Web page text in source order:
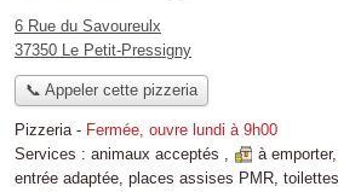
6 Rue du Savoureulx
37350 Le Petit-Pressigny
📞 Appeler cette pizzeria
Pizzeria- Fermée, ouvre lundi à 9h00
Services : animaux acceptés , à emporter,
entrée adaptée, places assises PMR,